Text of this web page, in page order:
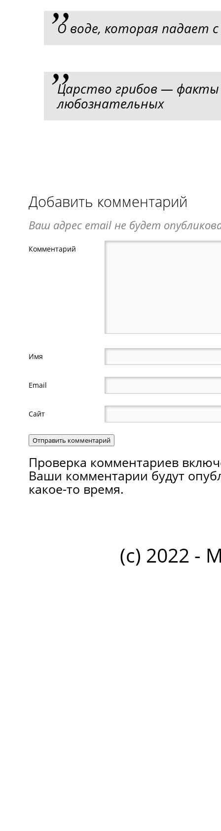
О воде, которая падает
Царство грибов — факты
любознательных
Добавить комментарий
Ваш адрес email не будет
Комментарий
Имя
Email
Сайт
Проверка комментариев
Ваши комментарии будут
какое-то время.
(c) 2022 -